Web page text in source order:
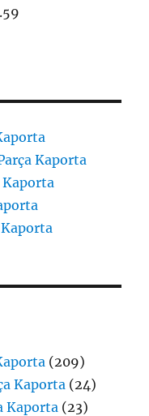
Kaporta
Kaporta
Kaporta
(209)
Kaporta (24)
Kaporta (23)